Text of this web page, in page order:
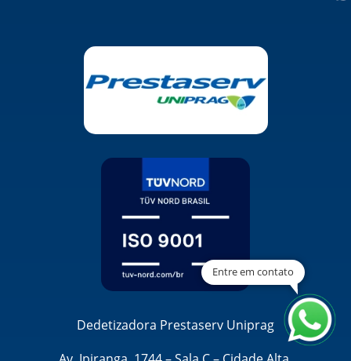
Dedetizadora Prestaserv Uniprag
Entre em contato